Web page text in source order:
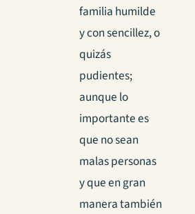
familia humilde
y con sencillez, o
quizás
pudientes;
aunque lo
importante es
que no sean
malas personas
y que en gran
manera también